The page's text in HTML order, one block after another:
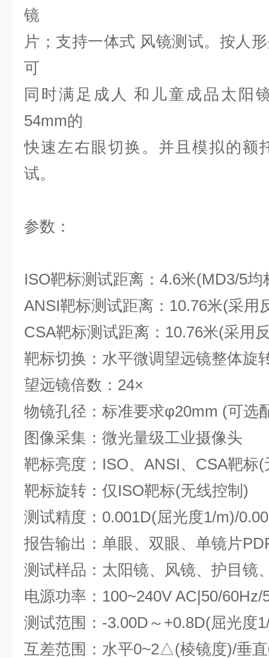
镜
片；支持一体式 风镜测试。按人
可
同 时满足成人 和儿童成品太阳
54mm的
快速左右眼切换。并且模拟的额
试。
参数：
ISO靶标测试距离：4.6米(MD3/5均
ANSI靶标测试距离：10.76米(采用
CSA靶标测试距离：10.76米(采用
靶标切换：水平微调望远镜整体旋
望远镜倍数：24×
物镜孔径：标准要求φ20mm (可选
图像采集：微光量级工业摄像头
靶标亮度：ISO、ANSI、CSA靶标
靶标旋转：仅ISO靶标(无线控制)
测试精度：0.001D(屈光度1/m)/
报告输出：单眼、双眼、单镜片
测试样品：太阳镜、风镜、护目镜
电源功率：100~240V AC|50/60Hz/
测试范围：-3.00D～+0.8D(屈光度
互差范围：水平0~2△(棱镜度)/垂